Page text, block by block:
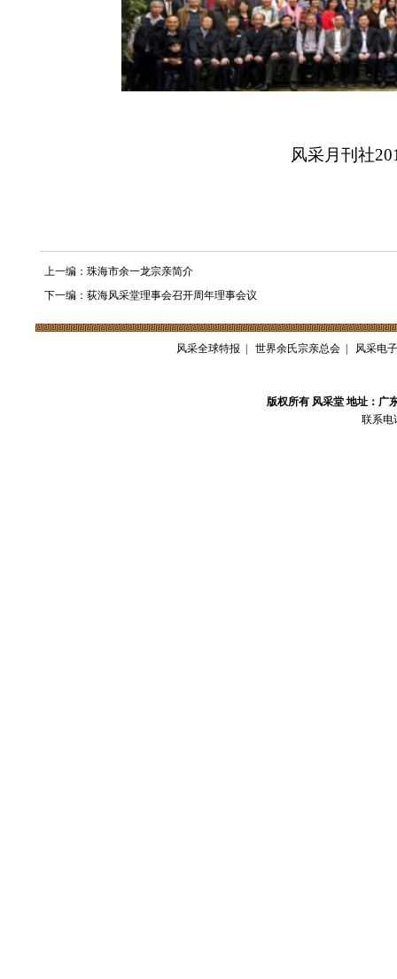
风采月刊社
上一编：珠海市余一龙宗亲简介
下一编：荻海风采堂理事会召开周年理事会议
风采全球特报 世界余氏宗亲总会 风采电
版权所有 风采堂 地址：广
联系电